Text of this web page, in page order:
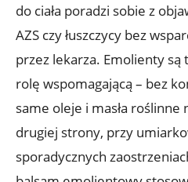
do ciała poradzi sobie z
AZS czy łuszczycy bez
przez lekarza. Emolienty są
rolę wspomagającą – bez
same oleje i masła roślinne
drugiej strony, przy
sporadycznych